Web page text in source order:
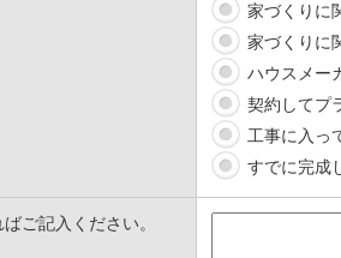
家づくりに
家づくりに
ハウスメー
契約してプ
工事に入っ
すでに完成
ご記入ください。